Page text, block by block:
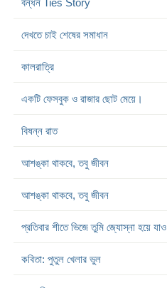
বন্ধন Ties Story
দেখতে চাই শেষের সমাধান
কালরাত্রি
একটি ফেসবুক ও রাজার ছোট মেয়ে।
বিষন্ন রাত
আশঙ্কা থাকবে, তবু জীবন
আশঙ্কা থাকবে, তবু জীবন
প্রতিবার শীতে ভিজে তুমি জ্যোস্না হয়ে যাও
কবিতা: পুতুল খেলার ভুল